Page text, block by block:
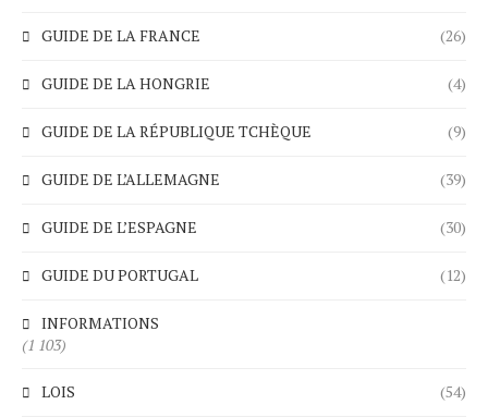
GUIDE DE LA FRANCE (26)
GUIDE DE LA HONGRIE (4)
GUIDE DE LA RÉPUBLIQUE TCHÈQUE (9)
GUIDE DE L’ALLEMAGNE (39)
GUIDE DE L’ESPAGNE (30)
GUIDE DU PORTUGAL (12)
INFORMATIONS
(1 103)
LOIS (54)